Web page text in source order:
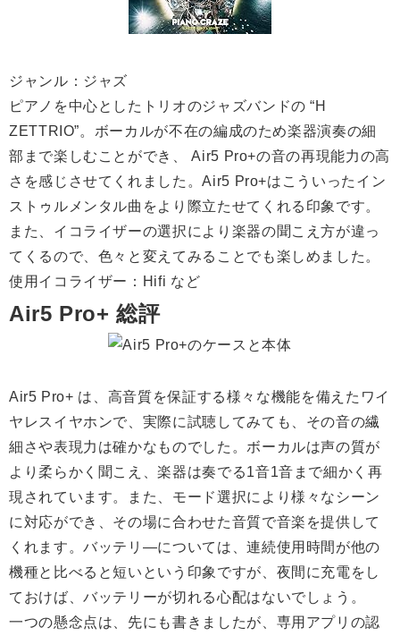
ジャンル：ジャズ
ピアノを中心としたトリオのジャズバンドの “H
ZETTRIO”。ボーカルが不在の編成のため楽器演奏の細
部まで楽しむことができ、 Air5 Pro+の音の再現能力の高
さを感じさせてくれました。Air5 Pro+はこういったイン
ストゥルメンタル曲をより際立たせてくれる印象です。
また、イコライザーの選択により楽器の聞こえ方が違っ
てくるので、色々と変えてみることでも楽しめました。
使用イコライザー：Hifi など
Air5 Pro+ 総評
Air5 Pro+ は、高音質を保証する様々な機能を備えたワイ
ヤレスイヤホンで、実際に試聴してみても、その音の繊
細さや表現力は確かなものでした。ボーカルは声の質が
より柔らかく聞こえ、楽器は奏でる1音1音まで細かく再
現されています。また、モード選択により様々なシーン
に対応ができ、その場に合わせた音質で音楽を提供して
くれます。バッテリ―については、連続使用時間が他の
機種と比べると短いという印象ですが、夜間に充電をし
ておけば、バッテリーが切れる心配はないでしょう。
一つの懸念点は、先にも書きましたが、専用アプリの認